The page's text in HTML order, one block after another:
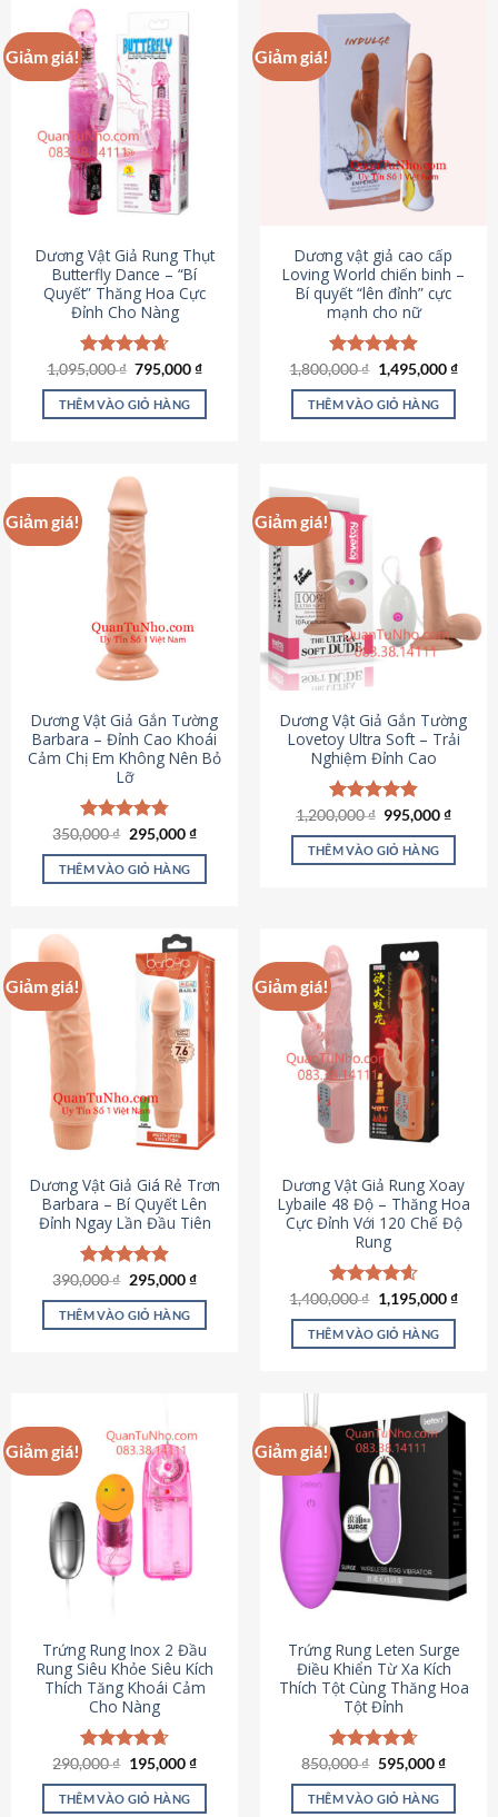
Giảm giá!
Dương Vật Giả Rung Thụt
Butterfly Dance – “Bí
Quyết” Thăng Hoa Cực
Đỉnh Cho Nàng
Được xếp
hạng4.65
5 sao
1,095,000₫ Giá
là:
1,095,000 ₫.
795,000₫Giá
tại
THÊM VÀO GIỎ HÀNG
Giảm giá!
Dương vật giả cao cấp
Loving World chiến binh –
Bí quyết “lên đỉnh” cực
mạnh cho nữ
Được xếp
hạng4.89
5 sao
1,800,000₫ Giá
gốc
là:
1,800,000 ₫.
1,495,000₫Giá
THÊM VÀO GIỎ HÀNG
Giảm giá!
Dương Vật Giả Gắn Tường
Barbara – Đỉnh Cao Khoái
Cảm Chị Em Không Nên Bỏ
Lỡ
Được xếp
hạng4.79
5 sao
350,000₫ Giá
là:
350,000 ₫.
295,000₫Giá
tại
THÊM VÀO GIỎ HÀNG
Giảm giá!
Dương Vật Giả Gắn Tường
Lovetoy Ultra Soft – Trải
Nghiệm Đỉnh Cao
Được xếp
hạng4.82
5 sao
1,200,000₫ Giá
là:
1,200,000 ₫.
995,000₫Giá
tại
THÊM VÀO GIỎ HÀNG
Giảm giá!
Dương Vật Giả Giá Rẻ Trơn
Barbara – Bí Quyết Lên
Đỉnh Ngay Lần Đầu Tiên
Được xếp
hạng4.90
5 sao
390,000₫ Giá
là:
390,000 ₫.
295,000₫Giá
tại
THÊM VÀO GIỎ HÀNG
Giảm giá!
Dương Vật Giả Rung Xoay
Lybaile 48 Độ – Thăng Hoa
Cực Đỉnh Với 120 Chế Độ
Rung
Được xếp
hạng4.62
5 sao
1,400,000₫ Giá
gốc
là:
1,400,000 ₫.
1,195,000₫Giá
THÊM VÀO GIỎ HÀNG
Giảm giá!
Trứng Rung Inox 2 Đầu
Rung Siêu Khỏe Siêu Kích
Thích Tăng Khoái Cảm
Cho Nàng
Được xếp
hạng4.64
5 sao
290,000₫ Giá
là:
290,000 ₫.
195,000₫Giá
tại
THÊM VÀO GIỎ HÀNG
Giảm giá!
Trứng Rung Leten Surge
Điều Khiển Từ Xa Kích
Thích Tột Cùng Thăng Hoa
Tột Đỉnh
Được xếp
hạng4.69
5 sao
850,000₫ Giá
là:
850,000 ₫.
595,000₫Giá
tại
THÊM VÀO GIỎ HÀNG